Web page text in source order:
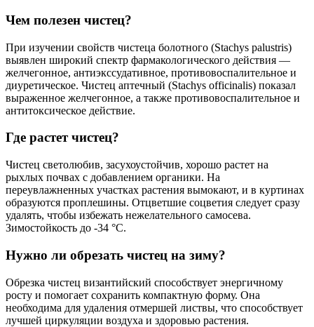
Чем полезен чистец?
При изучении свойств чистеца болотного (Stachys palustris)
выявлен широкий спектр фармакологического действия ―
желчегонное, антиэкссудативное, противовоспалительное и
диуретическое. Чистец аптечный (Stachys officinalis) показал
выраженное желчегонное, а также противовоспалительное и
антитоксическое действие.
Где растет чистец?
Чистец светолюбив, засухоустойчив, хорошо растет на
рыхлых почвах с добавлением органики. На
переувлажненных участках растения вымокают, и в куртинах
образуются проплешины. Отцветшие соцветия следует сразу
удалять, чтобы избежать нежелательного самосева.
Зимостойкость до -34 °C.
Нужно ли обрезать чистец на зиму?
Обрезка чистец византийский способствует энергичному
росту и помогает сохранить компактную форму. Она
необходима для удаления отмершей листвы, что способствует
лучшей циркуляции воздуха и здоровью растения.